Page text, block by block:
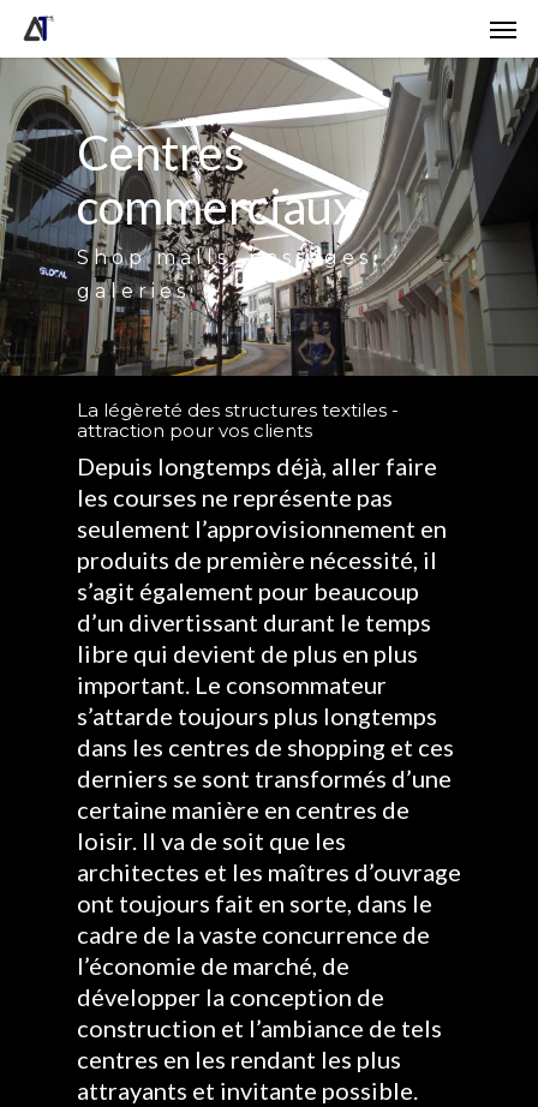
Skip
main
content
Centres
commerciaux
Shop malls, passages,
galeries
La légèreté des structures textiles -
attraction pour vos clients
Depuis longtemps déjà, aller faire
les courses ne représente pas
seulement l’approvisionnement en
produits de première nécessité, il
s’agit également pour beaucoup
d’un divertissant durant le temps
libre qui devient de plus en plus
important. Le consommateur
s’attarde toujours plus longtemps
dans les centres de shopping et ces
derniers se sont transformés d’une
certaine manière en centres de
loisir. Il va de soit que les
architectes et les maîtres d’ouvrage
ont toujours fait en sorte, dans le
cadre de la vaste concurrence de
l’économie de marché, de
développer la conception de
construction et l’ambiance de tels
centres en les rendant les plus
attrayants et invitante possible.